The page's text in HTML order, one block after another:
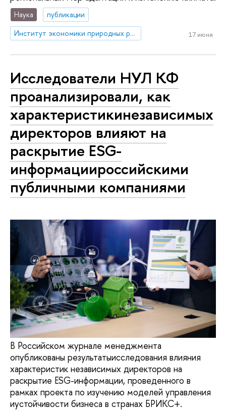
Наука
публикации
Институт экономики природных ресурсов и изменения климата
17 июня
Исследователи НУЛ КФ
проанализировали, как
характеристикинезависимых
директоров влияют на
раскрытие ESG-
информациироссийскими
публичными компаниями
В Российском журнале менеджмента
опубликованы результатыисследования влияния
характеристик независимых директоров на
раскрытие ESG-информации, проведенного в
рамках проекта по изучению моделей управления
иустойчивости бизнеса в странах БРИКС+.